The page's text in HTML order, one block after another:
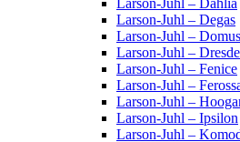
Larson-Juhl – Dahlia
Larson-Juhl – Degas
Larson-Juhl – Domus
Larson-Juhl –
Larson-Juhl – Fenice
Larson-Juhl –
Larson-Juhl –
Larson-Juhl – Ipsilon
Larson-Juhl –